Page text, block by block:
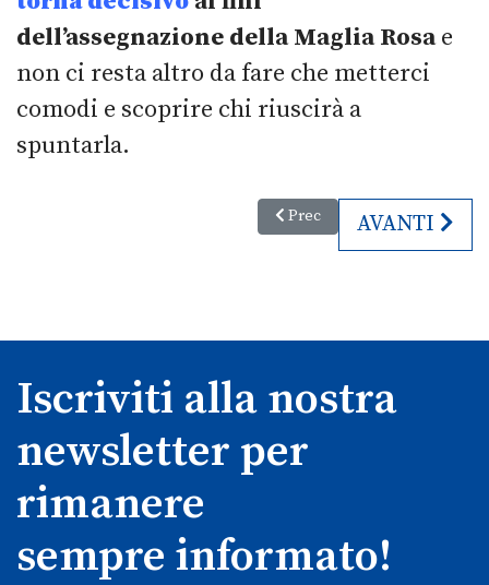
dell’assegnazione della Maglia Rosae
non ci resta altro da fare che metterci
comodi e scoprire chi riuscirà a
spuntarla.
Articolo precedente:
Prec ARTICOLO
AVANTI
Iscriviti alla nostra
newsletter per
rimanere
sempre informato!